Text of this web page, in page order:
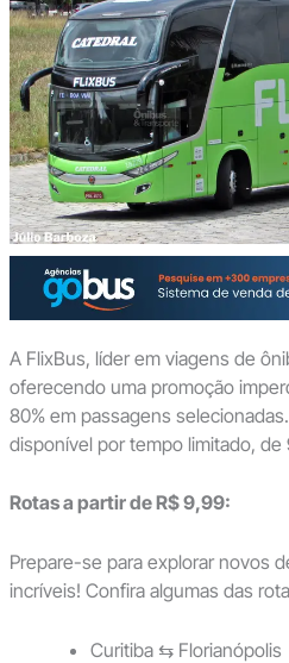
A FlixBus, líder em viagens de
oferecendo uma promoção
80% em passagens
disponível por tempo limitado, de
Rotas a partir de R$ 9,99:
Prepare-se para explorar novos
incríveis! Confira algumas das
Curitiba ⇆ Florianópolis